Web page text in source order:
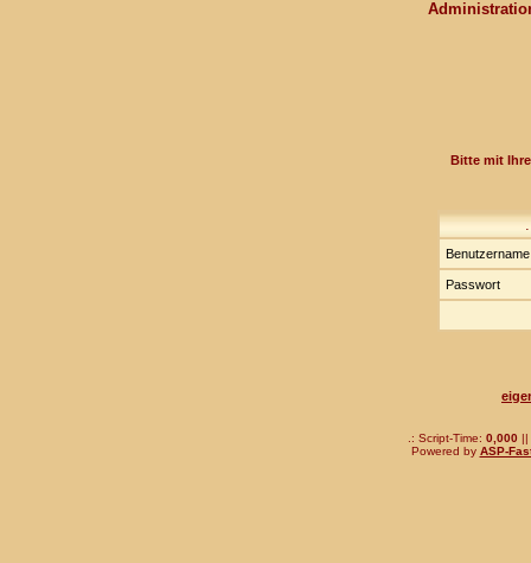
Bitte mit
Passwort
.: Script-Time: 0,000||
Powered by ASP-